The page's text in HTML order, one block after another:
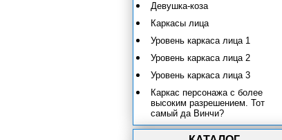
Девушка-коза
Каркасы лица
Уровень каркаса лица 1
Уровень каркаса лица 2
Уровень каркаса лица 3
Каркас персонажа с более
высоким разрешением. Тот
самый да Винчи?
Каркас лица для сетки с